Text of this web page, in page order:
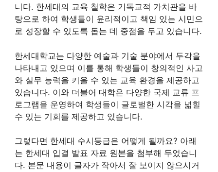
니다. 한세대의 교육 철학은 기독교적 가치관을 바
탕으로 하여 학생들이 윤리적이고 책임 있는 시민으
로 성장할 수 있도록 돕는 데 중점을 두고 있습니다.
한세대학교는 다양한 예술과 기술 분야에서 두각을
나타내고 있으며 이를 통해 학생들이 창의적인 사고
와 실무 능력을 키울 수 있는 교육 환경을 제공하고
있습니다. 이와 더불어 대학은 다양한 국제 교류 프
로그램을 운영하여 학생들이 글로벌한 시각을 넓힐
수 있는 기회를 제공하고 있습니다.
그렇다면 한세대 수시등급은 어떻게 될까요? 아래
는 한세대 입결 발표 자료 원본을 첨부해 두었습니
다. 본문 내용이 글자가 작아서 잘 보이지 않으시거